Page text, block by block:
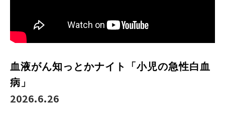
血液がん知っとかナイト「小児の急性白血
病」
2026.6.26